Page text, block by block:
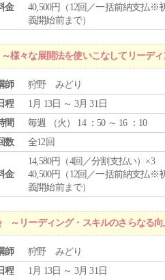
金
40,500円（12回／一括前納支払※
義開始前まで）
々な展開法を使いこなしてリーディ
師
狩野 みどり
程
1月 13日 ～ 3月 31日
間
毎週 （火 ） 14 ：50 ～ 16 ：10
数
全12回
金
14,580円（4回／分割支払い）×3
40,500円（12回／一括前納支払※
義開始前まで）
～リーディング・スキルのさらなる
師
狩野 みどり
程
1月 13日 ～ 3月 31日